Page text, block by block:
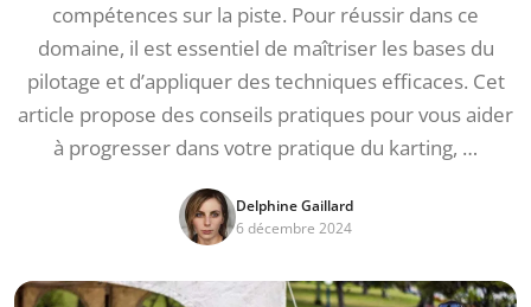
compétences sur la piste. Pour réussir dans ce
domaine, il est essentiel de maîtriser les bases du
pilotage et d’appliquer des techniques efficaces. Cet
article propose des conseils pratiques pour vous aider
à progresser dans votre pratique du karting, …
Delphine Gaillard
6 décembre 2024